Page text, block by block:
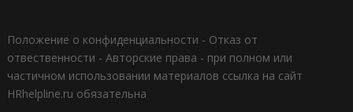
Положение о конфиденциальности - Отказ от
отвественности - Авторские права - при полном или
частичном использовании материалов ссылка на сайт
HRhelpline.ru обязательна